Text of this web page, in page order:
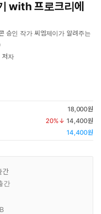
with 프로크리에
승인 작가 씨엠제이가 알려주는
저자
18,000원
20%↓ 14,400원
14,400원
간
간